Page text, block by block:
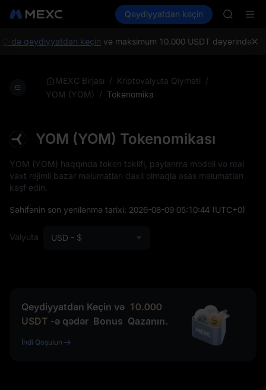
Bazarlar Spot Futures SPCX
Qeydiyyatdan keçin
SKYAI
SPCX
də qeydiyyatdan keçinvə maksimum 10.000 USDT dəyərində
MEXC Birjası / Kriptovalyuta Qiyməti /
YOM (YOM)
/ Tokenomika
YOM (YOM) Tokenomikası
YOM (YOM) haqqında token təklifi, paylanma modeli və real
vaxt rejimli bazar məlumatları daxil olmaqla əsas məlumatları
kəşf edin.
Səhifənin son yenilənmə tarixi: 2026-08-09 05:10:44 (UTC+0)
Valyuta USD - $
Qeydiyyatdan Keçin və 10.000
USDT -ə qədər Bonus Qazanın.
İndi Qoşulun